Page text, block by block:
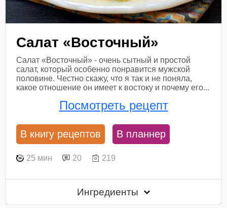
Салат «Восточный»
Салат «Восточный» - очень сытный и простой
салат, который особенно понравится мужской
половине. Честно скажу, что я так и не поняла,
какое отношение он имеет к востоку и почему его...
Посмотреть рецепт
В книгу рецептов В планнер
25 мин 20 219
Ингредиенты